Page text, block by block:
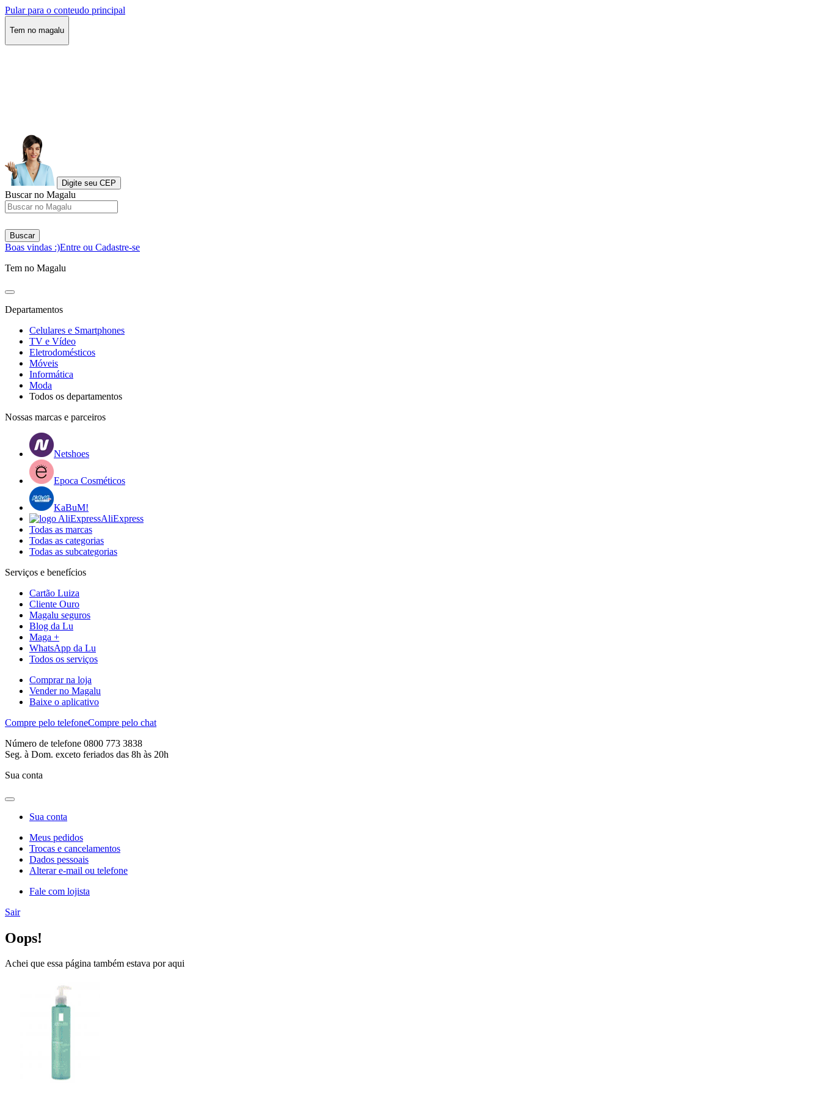
Pular para o conteudo principal
Tem no magalu
Digite seu CEP
Buscar no Magalu
Buscar
Boas vindas :)Entre ou Cadastre-se
Tem no Magalu
Departamentos
Celulares e Smartphones
TV e Vídeo
Eletrodomésticos
Móveis
Informática
Moda
Todos os departamentos
Nossas marcas e parceiros
Netshoes
Epoca Cosméticos
KaBuM!
AliExpress
Todas as marcas
Todas as categorias
Todas as subcategorias
Serviços e benefícios
Cartão Luiza
Cliente Ouro
Magalu seguros
Blog da Lu
Maga +
WhatsApp da Lu
Todos os serviços
Comprar na loja
Vender no Magalu
Baixe o aplicativo
Compre pelo telefoneCompre pelo chat
Número de telefone 0800 773 3838
Seg. à Dom. exceto feriados das 8h às 20h
Sua conta
Sua conta
Meus pedidos
Trocas e cancelamentos
Dados pessoais
Alterar e-mail ou telefone
Fale com lojista
Sair
Oops!
Achei que essa página também estava por aqui